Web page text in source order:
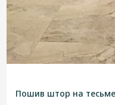
Пошив штор на тесьме